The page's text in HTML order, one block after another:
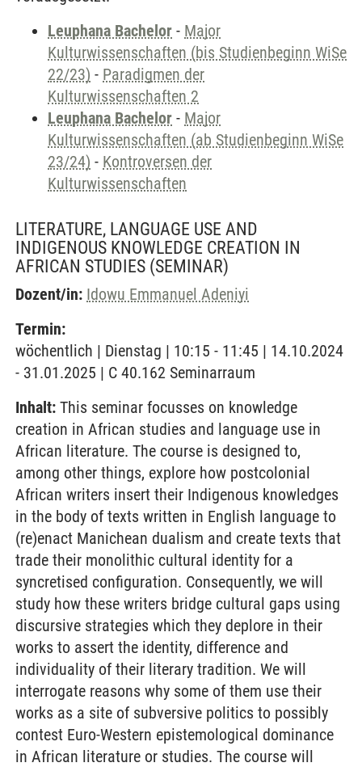
Leuphana Bachelor - Major
Kulturwissenschaften (bis Studienbeginn WiSe
22/23) - Paradigmen der
Kulturwissenschaften 2
Leuphana Bachelor - Major
Kulturwissenschaften (ab Studienbeginn WiSe
23/24) - Kontroversen der
Kulturwissenschaften
LITERATURE, LANGUAGE USE AND
INDIGENOUS KNOWLEDGE CREATION IN
AFRICAN STUDIES (SEMINAR)
Dozent/in: Idowu Emmanuel Adeniyi
Termin:
wöchentlich | Dienstag | 10:15 - 11:45 | 14.10.2024
- 31.01.2025 | C 40.162 Seminarraum
Inhalt: This seminar focusses on knowledge
creation in African studies and language use in
African literature. The course is designed to,
among other things, explore how postcolonial
African writers insert their Indigenous knowledges
in the body of texts written in English language to
(re)enact Manichean dualism and create texts that
trade their monolithic cultural identity for a
syncretised configuration. Consequently, we will
study how these writers bridge cultural gaps using
discursive strategies which they deplore in their
works to assert the identity, difference and
individuality of their literary tradition. We will
interrogate reasons why some of them use their
works as a site of subversive politics to possibly
contest Euro-Western epistemological dominance
in African literature or studies. The course will